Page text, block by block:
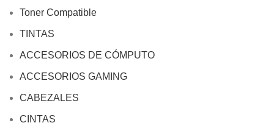
Toner Compatible
TINTAS
ACCESORIOS DE CÓMPUTO
ACCESORIOS GAMING
CABEZALES
CINTAS